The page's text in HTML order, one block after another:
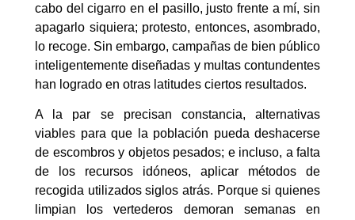
cabo del cigarro en el pasillo, justo frente a mí, sin
apagarlo siquiera; protesto, entonces, asombrado,
lo recoge. Sin embargo, campañas de bien público
inteligentemente diseñadas y multas contundentes
han logrado en otras latitudes ciertos resultados.
A la par se precisan constancia, alternativas
viables para que la población pueda deshacerse
de escombros y objetos pesados; e incluso, a falta
de los recursos idóneos, aplicar métodos de
recogida utilizados siglos atrás. Porque si quienes
limpian los vertederos demoran semanas en